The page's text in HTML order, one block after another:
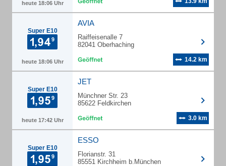
heute 18:06 Uhr
Super E10
heute 18:06 Uhr
AVIA
Raiffeisenalle 7
82041 Oberhaching
14.2 km
Super E10
heute 17:42 Uhr
JET
Münchner Str. 23
85622 Feldkirchen
3.0 km
Super E10
ESSO
Florianstr. 31
85551 Kirchheim b.München